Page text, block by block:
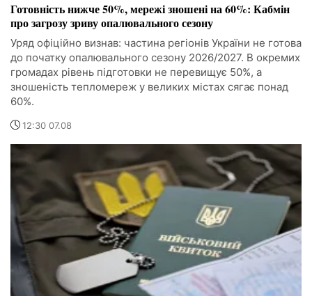
Готовність нижче 50%, мережі зношені на 60%: Кабмін
про загрозу зриву опалювального сезону
Уряд офіційно визнав: частина регіонів України не готова
до початку опалювального сезону 2026/2027. В окремих
громадах рівень підготовки не перевищує 50%, а
зношеність тепломереж у великих містах сягає понад
60%.
12:30 07.08